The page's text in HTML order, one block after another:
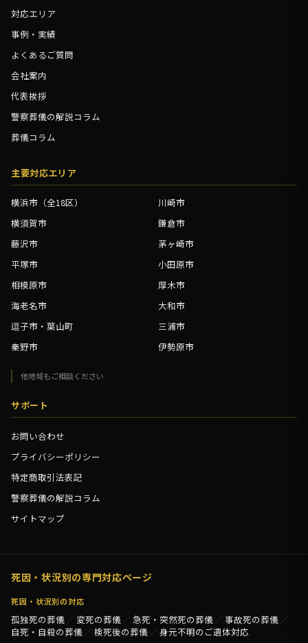
対応エリア
事例・実績
よくあるご質問
会社案内
代表挨拶
警察葬儀の解説コラム
葬儀コラム
主要対応エリア
横浜市（全18区）
川崎市
横須賀市
鎌倉市
藤沢市
茅ヶ崎市
平塚市
小田原市
相模原市
厚木市
海老名市
大和市
逗子市・葉山町
三浦市
秦野市
伊勢原市
他地域もご相談ください
サポート
お問い合わせ
プライバシーポリシー
特定商取引法表記
警察葬儀の解説コラム
サイトマップ
死因・状況別の専門対応ページ
死因・状況別の対応
孤独死の葬儀 変死の葬儀 急死・突然死の葬儀
事故死の葬儀
自死・自殺の葬儀
検死後の葬儀 身元不明のご遺体対応